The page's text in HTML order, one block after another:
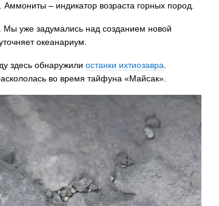
– индикатор возраста горных пород.
Мы уже задумались над созданием новой
океанариум.
здесь обнаружили останки ихтиозавра
во время тайфуна «Майсак».